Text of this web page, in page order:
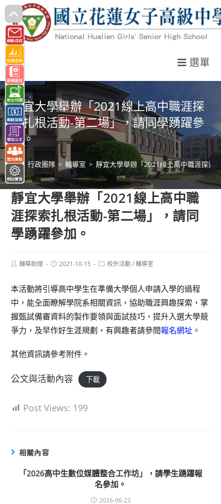
跳
轉
至
主
要
內
容
選單
靜宜大學舉辦「2021線上高中職涯探
索扎根活動-第二場」，請同學踴躍參
加。
> 行政團隊 > 輔導室 > 靜宜大學舉辦「2021線上高中職涯探索
靜宜大學舉辦「2021線上高中職
涯探索扎根活動-第二場」，請同
學踴躍參加。
Post輔導助理
Post2021-10-15
Post校外活動 / 輔導室
本活動將引導高中學生在準備大學個人申請入學的過程
中，能全面瞭解學院系相關資訊，協助職涯興趣探索，掌
握甄試備審資料的製作要領與面試技巧，提升入選大學競
爭力，及早作好生涯規劃，有興趣者請參閱報名網址 。
其他資訊請參考附件。
公文與活動內容 下載
Post Views: 199
相關內容
「2026高中生數位媒體整合工作坊」，請學生踴躍報
名參加。
2026-06-23